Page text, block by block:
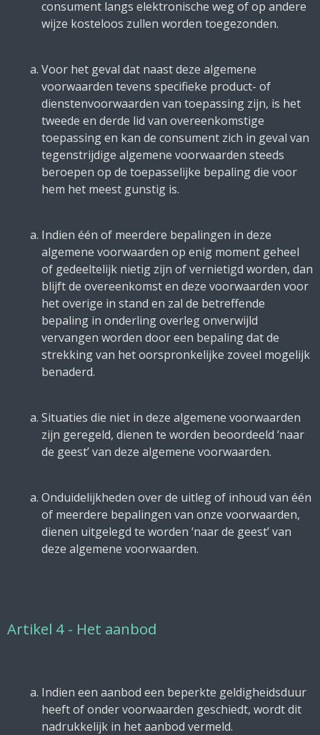
consument langs elektronische weg of op andere
wijze kosteloos zullen worden toegezonden.
Voor het geval dat naast deze algemene
voorwaarden tevens specifieke product- of
dienstenvoorwaarden van toepassing zijn, is het
tweede en derde lid van overeenkomstige
toepassing en kan de consument zich in geval van
tegenstrijdige algemene voorwaarden steeds
beroepen op de toepasselijke bepaling die voor
hem het meest gunstig is.
Indien één of meerdere bepalingen in deze
algemene voorwaarden op enig moment geheel
of gedeeltelijk nietig zijn of vernietigd worden, dan
blijft de overeenkomst en deze voorwaarden voor
het overige in stand en zal de betreffende
bepaling in onderling overleg onverwijld
vervangen worden door een bepaling dat de
strekking van het oorspronkelijke zoveel mogelijk
benaderd.
Situaties die niet in deze algemene voorwaarden
zijn geregeld, dienen te worden beoordeeld ‘naar
de geest’ van deze algemene voorwaarden.
Onduidelijkheden over de uitleg of inhoud van één
of meerdere bepalingen van onze voorwaarden,
dienen uitgelegd te worden ‘naar de geest’ van
deze algemene voorwaarden.
Artikel 4 - Het aanbod
Indien een aanbod een beperkte geldigheidsduur
heeft of onder voorwaarden geschiedt, wordt dit
nadrukkelijk in het aanbod vermeld.